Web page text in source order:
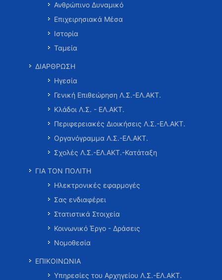
Ανθρώπινο Δυναμικό
Επιχειρησιακά Μέσα
Ιστορία
Ταμεία
ΔΙΑΡΘΡΩΣΗ
Ηγεσία
Γενική Επιθεώρηση Λ.Σ.-ΕΛ.ΑΚΤ.
Κλάδοι Λ.Σ. - ΕΛ.ΑΚΤ.
Περιφερειακές Διοικήσεις Λ.Σ.-ΕΛ.ΑΚΤ.
Οργανόγραμμα Λ.Σ.-ΕΛ.ΑΚΤ.
Σχολές Λ.Σ.-ΕΛ.ΑΚΤ.-Κατάταξη
ΓΙΑ ΤΟΝ ΠΟΛΙΤΗ
Ηλεκτρονικές εφαρμογές
Σας ενδιαφέρει
Στατιστικά Στοιχεία
Κοινωνικό Έργο - Δράσεις
Νομοθεσία
ΕΠΙΚΟΙΝΩΝΙΑ
Υπηρεσίες του Αρχηγείου Λ.Σ.-ΕΛ.ΑΚΤ.